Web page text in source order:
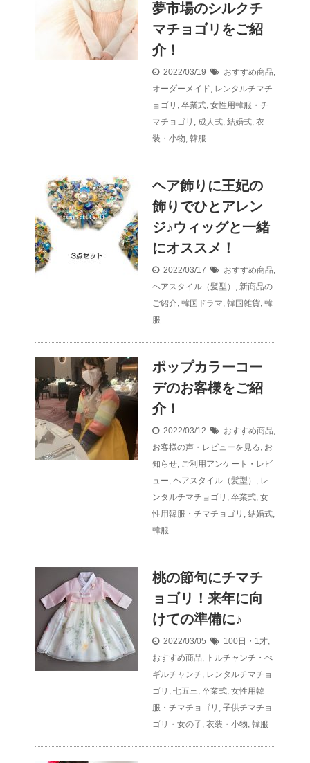
夢市場のシルクチ
マチョゴリをご紹
介！
2022/03/19 おすすめ商品,
オーダーメイド, レンタルチマチ
ョゴリ , 卒業式, 女性用韓服・チ
マチョゴリ , 成人式, 結婚式, 衣
装・小物, 韓服
ヘア飾りに王妃の
飾りでひとアレン
ジ♪ウィッグと一緒
にオススメ！
2022/03/17 おすすめ商品,
ヘアスタイル（髪型） , 新商品の
ご紹介, 韓国ドラマ, 韓国雑貨, 韓
服
ポップカラーコー
デのお客様をご紹
介！
2022/03/12 おすすめ商品,
お客様の声・レビューを見る, お
知らせ, ご利用アンケート・レビ
ュー, ヘアスタイル（髪型） , レ
ンタルチマチョゴリ , 卒業式, 女
性用韓服・チマチョゴリ , 結婚式,
韓服
桃の節句にチマチ
ョゴリ！来年に向
けての準備に♪
2022/03/05 100日・1才,
おすすめ商品, トルチャンチ・ぺ
ギルチャンチ, レンタルチマチョ
ゴリ , 七五三, 卒業式, 女性用韓
服・チマチョゴリ , 子供チマチョ
ゴリ・女の子, 衣装・小物, 韓服